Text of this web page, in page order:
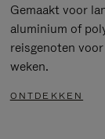
Gemaakt voor
aluminium of
reisgenoten
weken.
ONTDEKKEN